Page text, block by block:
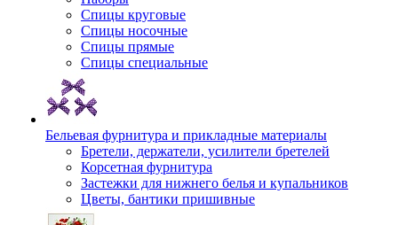
Спицы круговые
Спицы носочные
Спицы прямые
Спицы специальные
Бельевая фурнитура и прикладные материалы
Бретели, держатели, усилители бретелей
Корсетная фурнитура
Застежки для нижнего белья и купальников
Цветы, бантики пришивные